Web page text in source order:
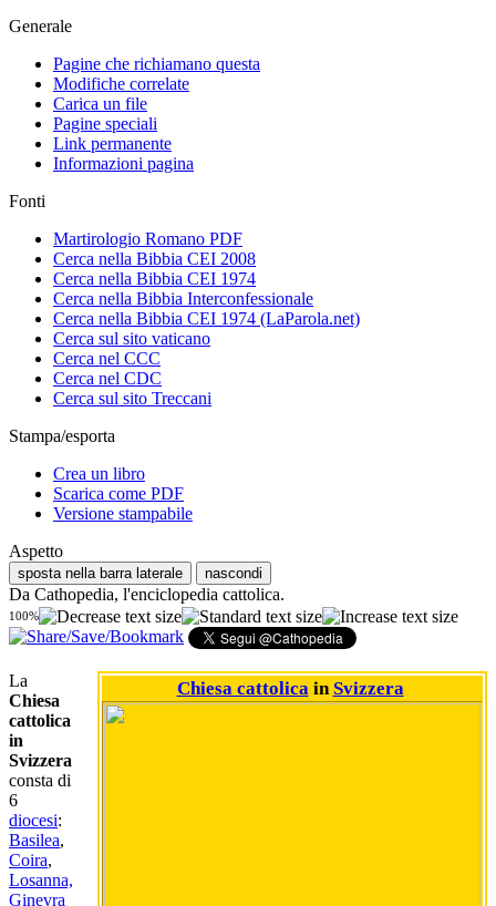
Generale
Pagine che richiamano questa
Modifiche correlate
Carica un file
Pagine speciali
Link permanente
Informazioni pagina
Fonti
Martirologio Romano PDF
Cerca nella Bibbia CEI 2008
Cerca nella Bibbia CEI 1974
Cerca nella Bibbia Interconfessionale
Cerca nella Bibbia CEI 1974 (LaParola.net)
Cerca sul sito vaticano
Cerca nel CCC
Cerca nel CDC
Cerca sul sito Treccani
Stampa/esporta
Crea un libro
Scarica come PDF
Versione stampabile
Aspetto
sposta nella barra laterale nascondi
Da Cathopedia, l'enciclopedia cattolica.
100%
Chiesa cattolica in Svizzera
La
Chiesa
cattolica
in
Svizzera
consta di
6
diocesi:
Basilea,
Coira,
Losanna,
Ginevra